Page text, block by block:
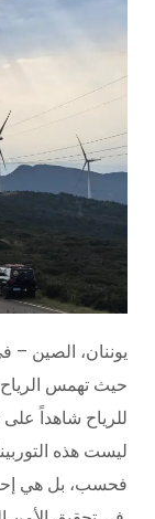
يوننان، الصين –
حيث تهمس الرياح
للرياح شاهداً
ليست هذه
فحسب، بل هي